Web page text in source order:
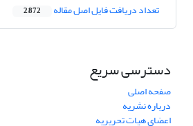
تعداد دریافت فایل اصل مقاله 2,872
دسترسی سریع
صفحه اصلی
درباره نشریه
اعضای هیات تحریریه